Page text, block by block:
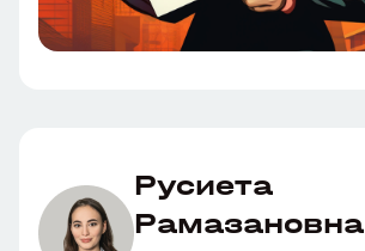
Русиета
Рамазановна